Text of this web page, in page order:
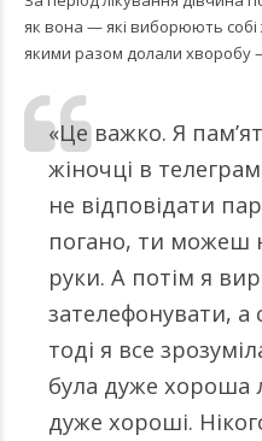
як вона — які виборюють собі
якими разом долали хворобу
«Це важко. Я
жіночці в
не відповідати
погано, ти можеш
руки. А потім я
зателефонувати, а
тоді я все
була дуже хороша
дуже хороші.